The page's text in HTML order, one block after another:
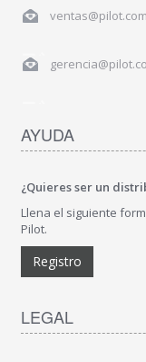
AYUDA
¿Quieres ser un
Llena el siguiente
Pilot.
Registro
LEGAL